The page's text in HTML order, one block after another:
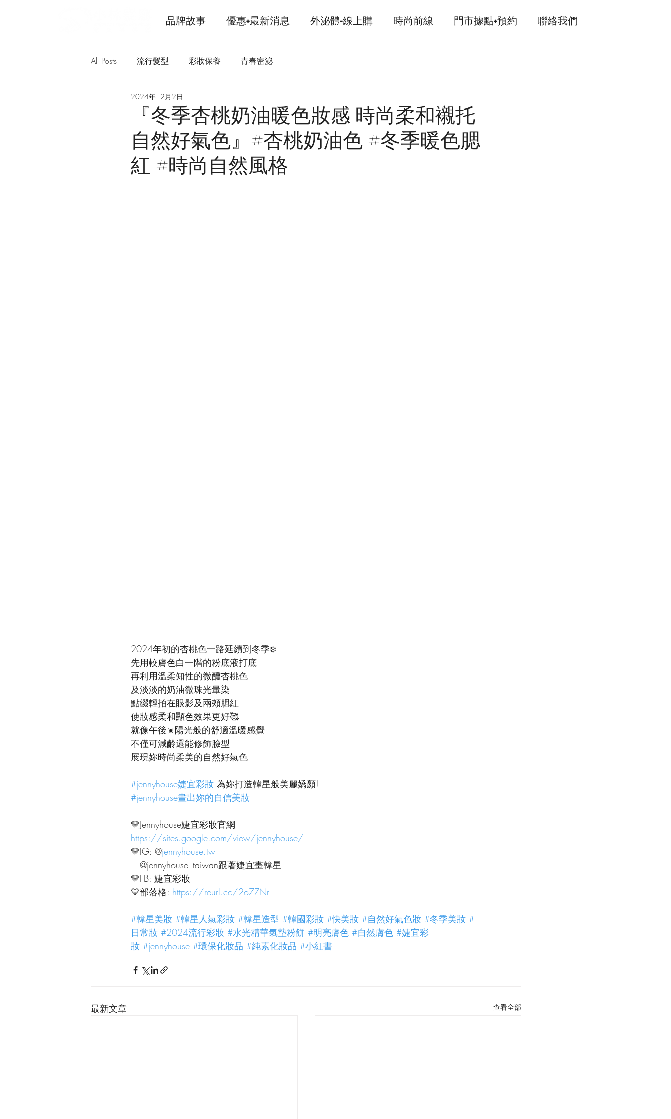
品牌故事 優惠+最新消息 外泌體-線上購 時尚前線 門市據點+預約 聯絡我們
All Posts 流行髮型 彩妝保養 青春密泌
『冬季杏桃奶油暖色妝感 時尚柔和襯托
自然好氣色』#杏桃奶油色 #冬季暖色腮
紅 #時尚自然風格
2024年12月2日
2024年初的杏桃色一路延續到冬季❄️
先用較膚色白一階的粉底液打底
再利用溫柔知性的微醺杏桃色
及淡淡的奶油微珠光暈染
點綴輕拍在眼影及兩頰腮紅
使妝感柔和顯色效果更好🥰
就像午後☀️陽光般的舒適溫暖感覺
不僅可減齡還能修飾臉型
展現妳時尚柔美的自然好氣色
#jennyhouse婕宜彩妝 為妳打造韓星般美麗嬌顏!
#jennyhouse畫出妳的自信美妝
💛Jennyhouse婕宜彩妝官網
https://sites.google.com/view/jennyhouse/
💛IG: @jennyhouse.tw
@jennyhouse_taiwan跟著婕宜畫韓星
💛FB: 婕宜彩妝
💛部落格: https://reurl.cc/2o7ZNr
#韓星美妝 #韓星人氣彩妝 #韓星造型 #韓國彩妝 #快美妝 #自然好氣色妝 #冬季美妝 #
日常妝 #2024流行彩妝 #水光精華氣墊粉餅 #明亮膚色 #自然膚色 #婕宜彩
妝 #jennyhouse #環保化妝品 #純素化妝品 #小紅書
最新文章 查看全部